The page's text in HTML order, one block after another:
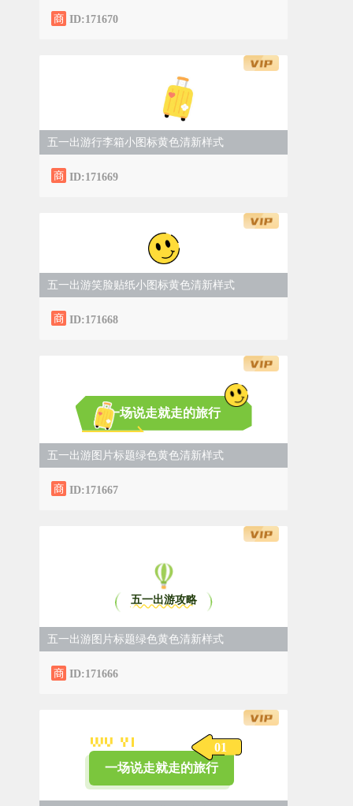
ID:171670
五一出游行李箱小图标黄色清新样式
ID:171669
五一出游笑脸贴纸小图标黄色清新样式
ID:171668
一场说走就走的旅行
五一出游图片标题绿色黄色清新样式
ID:171667
五一出游攻略
五一出游图片标题绿色黄色清新样式
ID:171666
01
一场说走就走的旅行